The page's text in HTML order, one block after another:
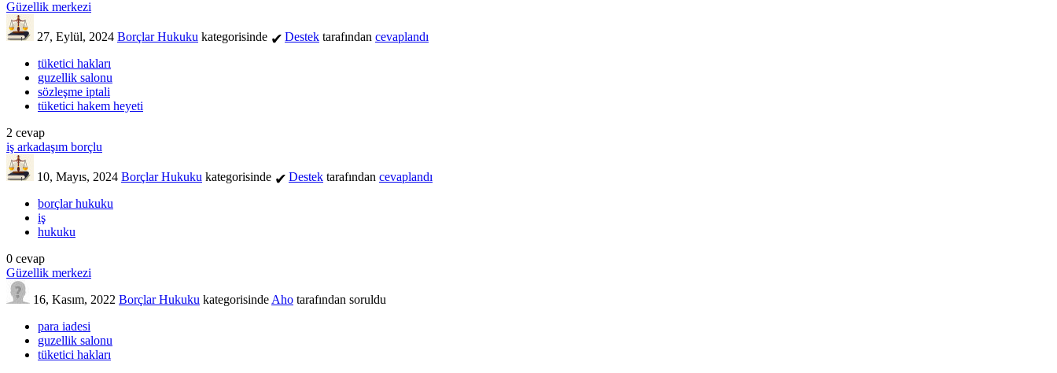
Güzellik merkezi
27, Eylül, 2024 Borçlar Hukuku kategorisinde ✔ Destek tarafından cevaplandı
tüketici hakları
guzellik salonu
sözleşme iptali
tüketici hakem heyeti
2 cevap
iş arkadaşım borçlu
10, Mayıs, 2024 Borçlar Hukuku kategorisinde ✔ Destek tarafından cevaplandı
borçlar hukuku
iş
hukuku
0 cevap
Güzellik merkezi
16, Kasım, 2022 Borçlar Hukuku kategorisinde Aho tarafından soruldu
para iadesi
guzellik salonu
tüketici hakları